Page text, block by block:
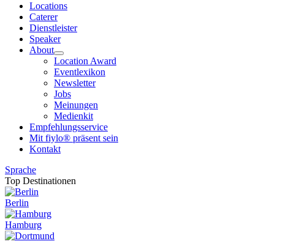
Locations
Caterer
Dienstleister
Speaker
About
Location Award
Eventlexikon
Newsletter
Jobs
Meinungen
Medienkit
Empfehlungsservice
Mit fiylo® präsent sein
Kontakt
Sprache
Top Destinationen
Berlin
Hamburg